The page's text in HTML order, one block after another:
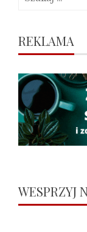
REKLAMA
WESPRZYJ